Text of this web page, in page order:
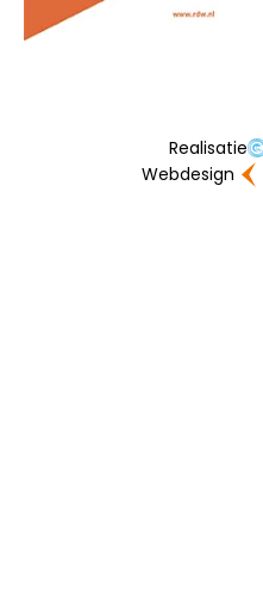
Realisatie
Webdesign